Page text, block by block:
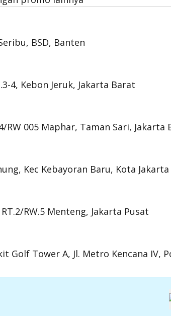
BSD, Banten
4, Kebon Jeruk, Jakarta Barat
RW 005 Maphar, Taman Sari, Jakarta
Kec Kebayoran Baru, Kota
RW.5 Menteng, Jakarta Pusat
Golf Tower A, Jl. Metro Kencana IV,